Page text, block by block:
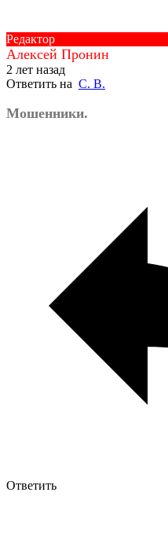
Редактор
Алексей Пронин
2 лет назад
Ответить на С. В.
Мошенники.
Ответить